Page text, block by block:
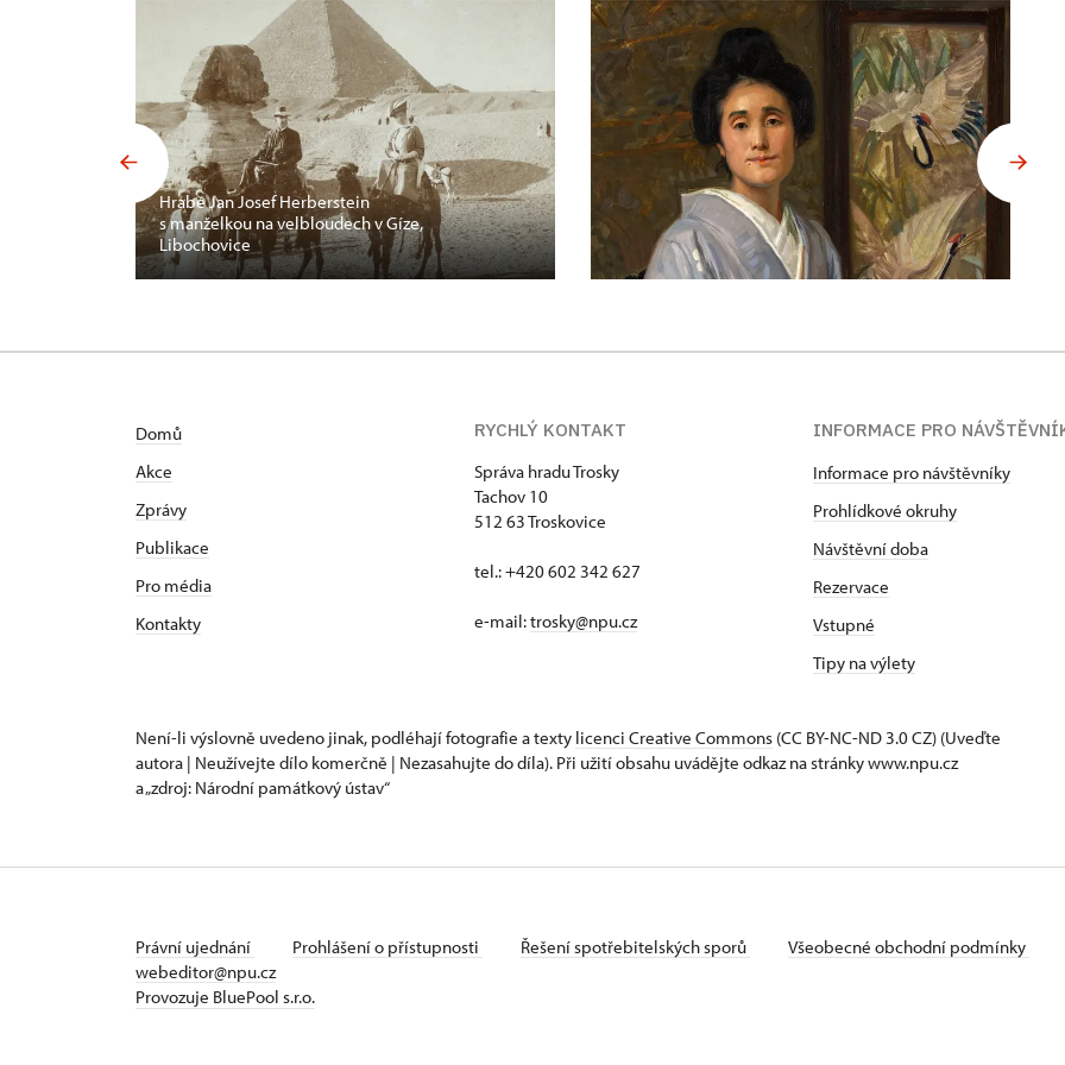
Hrabě Jan Josef Herberstein
s manželkou na velbloudech v Gíze,
Libochovice
Domů
Akce
Zprávy
Publikace
Pro média
Kontakty
RYCHLÝ KONTAKT
Správa hradu Trosky
Tachov 10
512 63 Troskovice
tel.: +420 602 342 627
e-mail:trosky@npu.cz
INFORMACE PRO
Informace pro návštěvníky
Prohlídkové okruhy
Návštěvní doba
Rezervace
Vstupné
Tipy na výlety
Není-li výslovně uvedeno jinak, podléhají fotografie a texty licenci Creative Commons (CC BY-NC-ND 3.0 CZ) (Uveďte
autora | Neužívejte dílo komerčně | Nezasahujte do díla). Při užití obsahu uvádějte odkaz na stránky www.npu.cz
a „zdroj: Národní památkový ústav“
Právní ujednání Prohlášení o přístupnosti Řešení spotřebitelských sporů Všeobecné obchodní podmínky
webeditor@npu.cz
Provozuje BluePool s.r.o.